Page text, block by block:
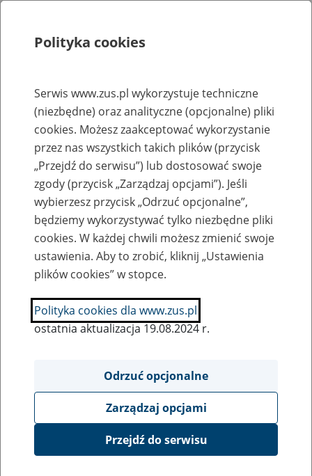
Rejestry, ewidencje i archiwa
Baza zlikwidowanych lub
przekształconych zakładów pracy
Nazwa zakładu pracy:
SZUKAJ
Ukryj wszystkie pozycje bazy
"ITS TOP" S.A. Orzesze-Woszczyce
Polityka cookies
Serwis www.zus.pl wykorzystuje techniczne
(niezbędne) oraz analityczne (opcjonalne) pliki
cookies. Możesz zaakceptować wykorzystanie
przez nas wszystkich takich plików (przycisk
„Przejdź do serwisu”) lub dostosować swoje
zgody (przycisk „Zarządzaj opcjami”). Jeśli
wybierzesz przycisk „Odrzuć opcjonalne”,
będziemy wykorzystywać tylko niezbędne pliki
cookies. W każdej chwili możesz zmienić swoje
ustawienia. Aby to zrobić, kliknij „Ustawienia
plików cookies” w stopce.
Polityka cookies dla www.zus.pl
ostatnia aktualizacja 19.08.2024 r.
Odrzuć opcjonalne
Zarządzaj opcjami
Przejdź do serwisu